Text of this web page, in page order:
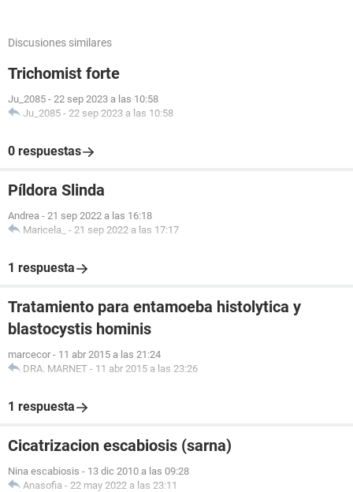
Discusiones similares
Trichomist forte
Ju_2085 - 22 sep 2023 a las 10:58
Ju_2085 - 22 sep 2023 a las 10:58
0 respuestas
Píldora Slinda
Andrea - 21 sep 2022 a las 16:18
Maricela_
- 21 sep 2022 a las 17:17
1 respuesta
Tratamiento para entamoeba histolytica y
blastocystis hominis
marcecor - 11 abr 2015 a las 21:24
DRA. MARNET - 11 abr 2015 a las 23:26
1 respuesta
Cicatrizacion escabiosis (sarna)
Nina escabiosis - 13 dic 2010 a las 09:28
Anasofia - 22 may 2022 a las 23:11